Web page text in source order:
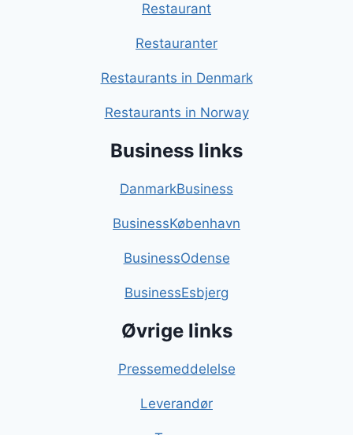
Restaurant
Restauranter
Restaurants in Denmark
Restaurants in Norway
Business links
DanmarkBusiness
BusinessKøbenhavn
BusinessOdense
BusinessEsbjerg
Øvrige links
Pressemeddelelse
Leverandør